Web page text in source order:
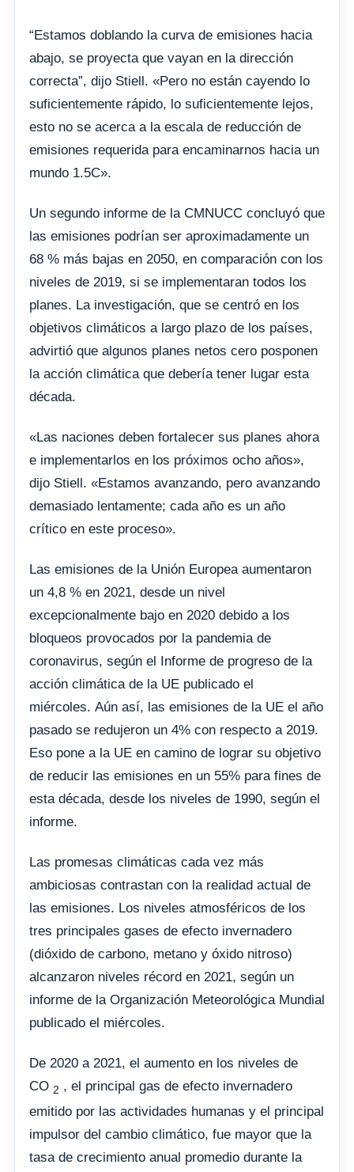
“Estamos doblando la curva de emisiones hacia
abajo, se proyecta que vayan en la dirección
correcta”, dijo Stiell. «Pero no están cayendo lo
suficientemente rápido, lo suficientemente lejos,
esto no se acerca a la escala de reducción de
emisiones requerida para encaminarnos hacia un
mundo 1.5C».
Un segundo informe de la CMNUCC concluyó que
las emisiones podrían ser aproximadamente un
68 % más bajas en 2050, en comparación con los
niveles de 2019, si se implementaran todos los
planes. La investigación, que se centró en los
objetivos climáticos a largo plazo de los países,
advirtió que algunos planes netos cero posponen
la acción climática que debería tener lugar esta
década.
«Las naciones deben fortalecer sus planes ahora
e implementarlos en los próximos ocho años»,
dijo Stiell. «Estamos avanzando, pero avanzando
demasiado lentamente; cada año es un año
crítico en este proceso».
Las emisiones de la Unión Europea aumentaron
un 4,8 % en 2021, desde un nivel
excepcionalmente bajo en 2020 debido a los
bloqueos provocados por la pandemia de
coronavirus, según el Informe de progreso de la
acción climática de la UE publicado el
miércoles. Aún así, las emisiones de la UE el año
pasado se redujeron un 4% con respecto a 2019.
Eso pone a la UE en camino de lograr su objetivo
de reducir las emisiones en un 55% para fines de
esta década, desde los niveles de 1990, según el
informe.
Las promesas climáticas cada vez más
ambiciosas contrastan con la realidad actual de
las emisiones. Los niveles atmosféricos de los
tres principales gases de efecto invernadero
(dióxido de carbono, metano y óxido nitroso)
alcanzaron niveles récord en 2021, según un
informe de la Organización Meteorológica Mundial
publicado el miércoles.
De 2020 a 2021, el aumento en los niveles de
CO 2 , el principal gas de efecto invernadero
emitido por las actividades humanas y el principal
impulsor del cambio climático, fue mayor que la
tasa de crecimiento anual promedio durante la